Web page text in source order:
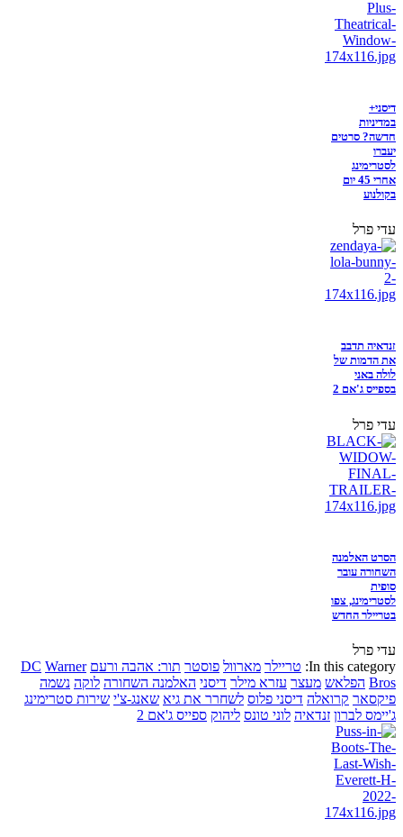
דיסני+
במדיניות
חדשה? סרטים
יעברו
לסטרימינג
אחרי 45 יום
בקולנוע
עדי פרל
זנדאיה תדבב
את הדמות של
לולה באני
בספייס ג'אם 2
עדי פרל
הסרט האלמנה
השחורה עובר
סופית
לסטרימינג, צפו
בטריילר החדש
עדי פרל
In this category: טריילר מארוול פוסטר תור: אהבה ורעם DC Warner
Bros הפלאש מעצר עזרא מילר דיסני האלמנה השחורה לוקה נשמה
פיקסאר קרואלה דיסני פלוס לשחרר את גיא שאנג-צ'י שירות סטרימינג
ג'יימס לברון זנדאיה לוני טונס ליהוק ספייס ג'אם 2